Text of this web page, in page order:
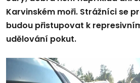
Karvinském moři. Strážníci se
budou přistupovat k
udělování pokut.